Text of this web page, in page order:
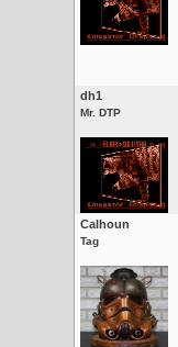
dh1
Mr. DTP
Calhoun
Tag